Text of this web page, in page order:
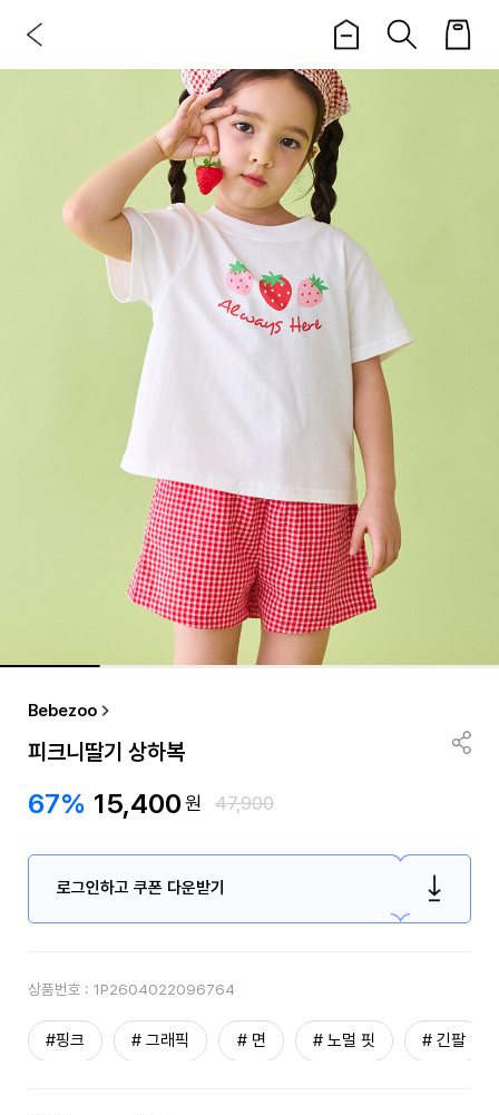
Bebezoo
피크니딸기 상하복
67% 15,400원 47,900
로그인하고 쿠폰 다운받기
상품번호 : 1P2604022096764
#핑크 # 그래픽 # 면 # 노멀 핏 # 긴팔